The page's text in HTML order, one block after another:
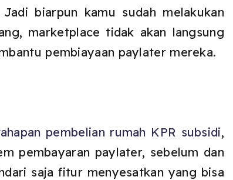
biarpun kamu sudah melakukan
marketplace tidak akan langsung
pembiayaan paylater mereka.
pembelian rumah KPR subsidi,
pembayaran paylater, sebelum dan
saja fitur menyesatkan yang bisa